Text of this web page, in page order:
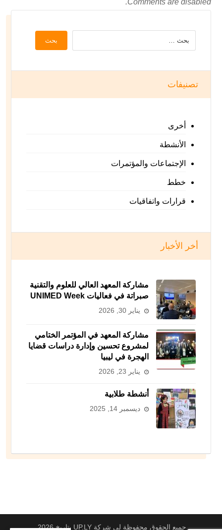
بحث
تصنيفات
أخرى
الأنشطة
الإجتماعات والمؤتمرات
خطط
قرارات واتفاقيات
أخر الأخبار
مشاركة المعهد العالي للعلوم والتقنية
صبراتة في فعاليات UNIMED Week
يناير 30, 2026
مشاركة المعهد في المؤتمر الختامي
لمشروع تحسين وإدارة دراسات قضايا
الهجرة في ليبيا
يناير 23, 2026
أنشطة طلابية
ديسمبر 14, 2025
جميع الحقوق محفوظة لي شركة UP.LY بتاريخ 2026.